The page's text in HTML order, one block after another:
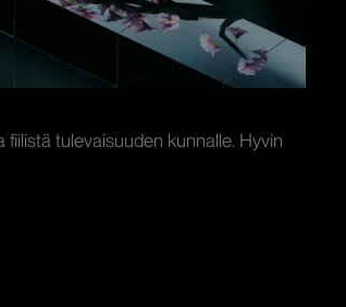
tulevaisuuden kunnalle. Hyvin